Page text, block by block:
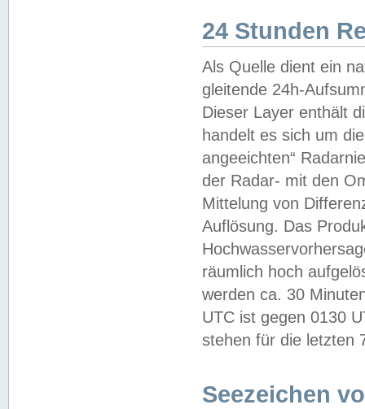
24 Stunden
Als Quelle dient ein
gleitende 24h-
Dieser Layer enthält
handelt es sich um
angeeichten“
der Radar- mit den
Mittelung von
Auflösung. Das
räumlich hoch
werden ca. 30
UTC ist gegen 0130
stehen für die letzten
Seezeichen